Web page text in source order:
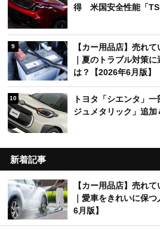
得 米国安全性能「
9
【カー用品店】売れ
｜夏のトラブル対策
は？【2026年6月版】
10
トヨタ「シエンタ」
ジュメタリック」追
新着記事
【カー用品店】売れ
｜愛車をきれいに保
6月版】